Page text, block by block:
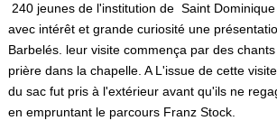
240 jeunes de l'institution de Saint
avec intérêt et grande curiosité une
Barbelés. leur visite commença par des
prière dans la chapelle. A L'issue de cette
du sac fut pris à l'extérieur avant qu'ils ne
en empruntant le parcours Franz Stock.